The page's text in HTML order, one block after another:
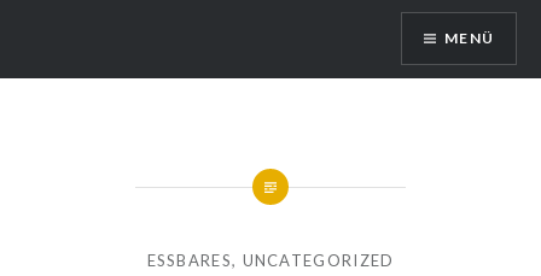
InhaltDragonDanielas Hobbyblog
MENÜ
ESSBARES, UNCATEGORIZED